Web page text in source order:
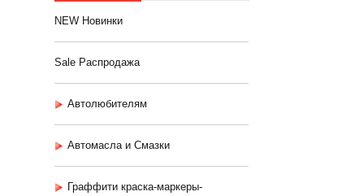
NEW Новинки
Sale Распродажа
Автолюбителям
Автомасла и Смазки
Граффити краска-маркеры-